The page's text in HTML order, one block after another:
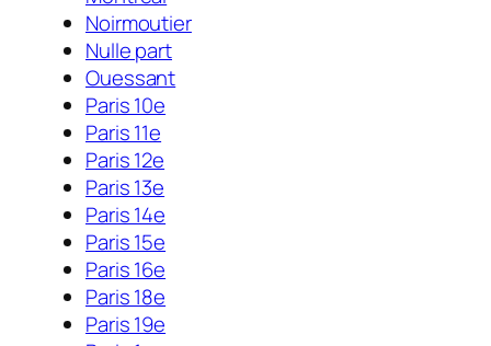
Noirmoutier
Nulle part
Ouessant
Paris 10e
Paris 11e
Paris 12e
Paris 13e
Paris 14e
Paris 15e
Paris 16e
Paris 18e
Paris 19e